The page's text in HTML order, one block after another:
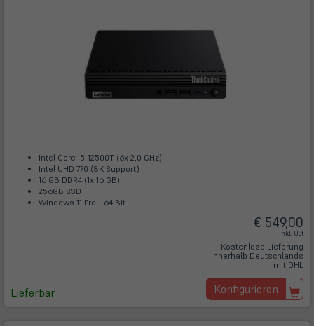
Intel Core i5-12500T (6x 2,0 GHz)
Intel UHD 770 (8K Support)
16 GB DDR4 (1x 16 GB)
256GB SSD
Windows 11 Pro - 64 Bit
Lieferbar
€ 549,00
inkl. USt
Kostenlose Lieferung
innerhalb Deutschlands
mit DHL
Konfigurieren